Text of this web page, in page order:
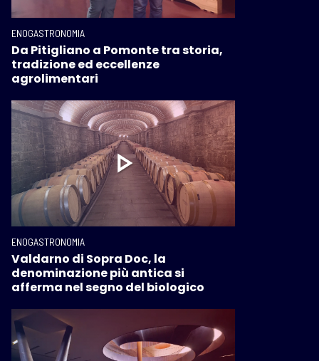
ENOGASTRONOMIA
Da Pitigliano a Pomonte tra storia,
tradizione ed eccellenze
agrolimentari
ENOGASTRONOMIA
Valdarno di Sopra Doc, la
denominazione più antica si
afferma nel segno del biologico